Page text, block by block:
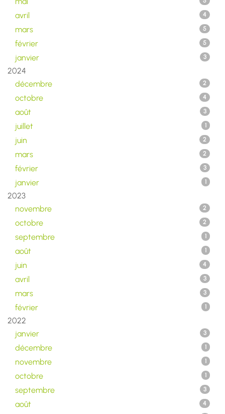
avril 4
mars 5
février 5
janvier 3
2024
décembre
2
octobre 4
août 3
juillet 1
juin 2
mars 2
février 3
janvier 1
2023
novembre
2
octobre 2
septembre 1
août 1
juin 4
avril 3
mars 3
février 1
2022
janvier
3
décembre 1
novembre 1
octobre 1
septembre 3
août 4